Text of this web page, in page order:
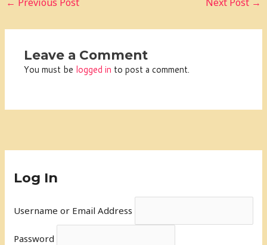
Leave a Comment
You must be logged in to post a comment.
Log In
Username or Email Address
Password